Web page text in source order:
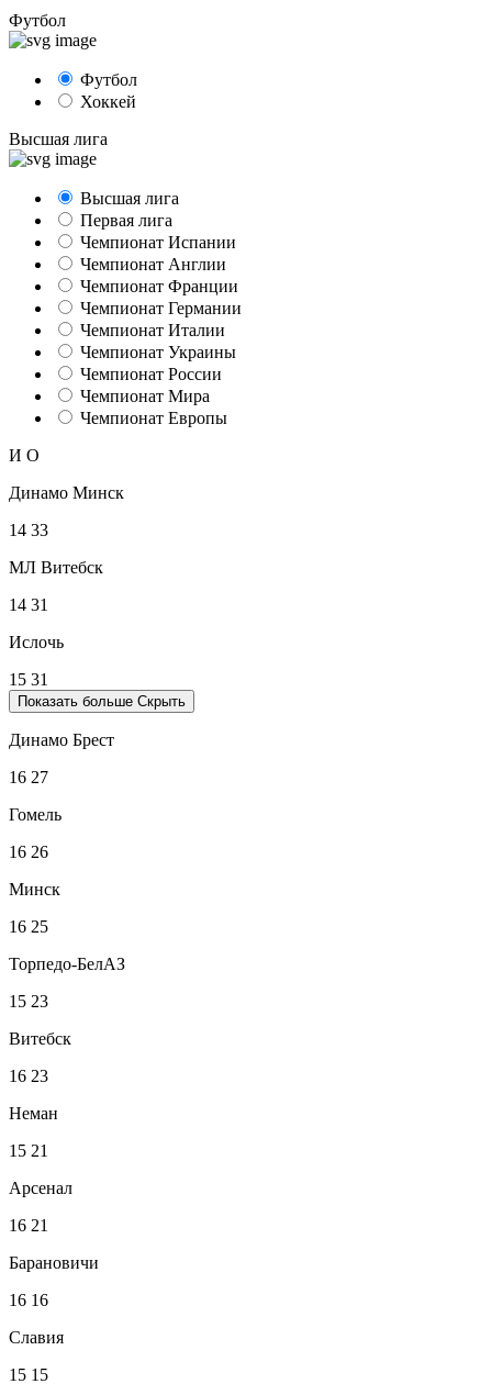
Футбол
Футбол
Хоккей
Высшая лига
Высшая лига
Первая лига
Чемпионат Испании
Чемпионат Англии
Чемпионат Франции
Чемпионат Германии
Чемпионат Италии
Чемпионат Украины
Чемпионат России
Чемпионат Мира
Чемпионат Европы
И О
Динамо Минск
14 33
МЛ Витебск
14 31
Ислочь
15 31
Показать больше Скрыть
Динамо Брест
16 27
Гомель
16 26
Минск
16 25
Торпедо-БелАЗ
15 23
Витебск
16 23
Неман
15 21
Арсенал
16 21
Барановичи
16 16
Славия
15 15